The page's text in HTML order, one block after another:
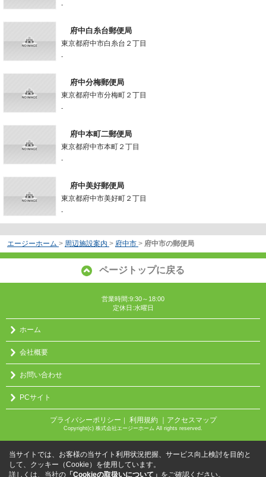
-
府中白糸台郵便局
東京都府中市白糸台２丁目
-
府中分梅郵便局
東京都府中市分梅町２丁目
-
府中本町二郵便局
東京都府中市本町２丁目
-
府中美好郵便局
東京都府中市美好町２丁目
-
エージーホーム > 周辺施設案内 > 府中市 > 府中市の郵便局
ページトップに戻る
営業時間:9:30～18:00
定休日:水曜日
ホーム
会社概要
お問い合わせ
PCサイト
プライバシーポリシー ｜ 利用規約 ｜アクセスマップ
Copyright(c) 株式会社エージーホーム All rights reserved.
当サイトでは、お客様の当サイト利用状況把握、サービス向上検討を目的と
して、クッキー（Cookie）を使用しています。
詳しくは、当社の 「Cookieの取扱いについて」 をご確認ください。